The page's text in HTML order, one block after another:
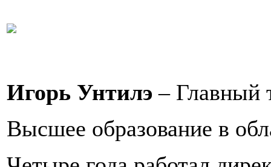
Игорь Унтилэ – Главный
Высшее образование в